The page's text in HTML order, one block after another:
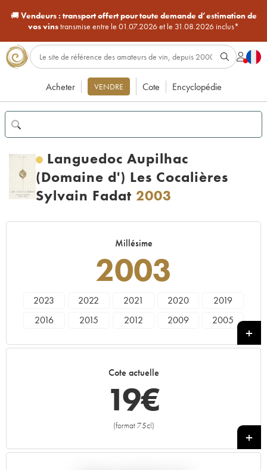
🚚Vendeurs : transport offert pour toute demande d’estimation de
vos vinstransmise entre le 01.07.2026 et le 31.08.2026 inclus*
Acheter VENDRE Cote Encyclopédie
Languedoc Aupilhac
(Domaine d') Les Cocalières
Sylvain Fadat 2003
Millésime
2003
2023 2022 2021 2020
2019
2016
2015 2012 2009
2005
Cote actuelle
19€
(format 75cl)
+